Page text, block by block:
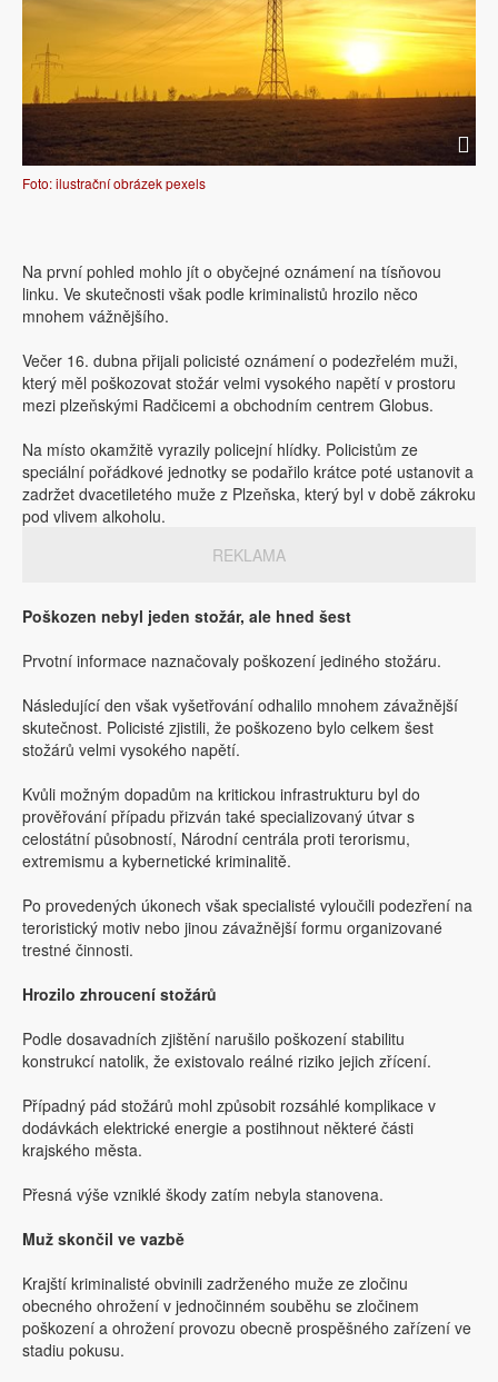
Foto: ilustrační obrázek pexels
Na první pohled mohlo jít o obyčejné oznámení na tísňovou
linku. Ve skutečnosti však podle kriminalistů hrozilo něco
mnohem vážnějšího.
Večer 16. dubna přijali policisté oznámení o podezřelém muži,
který měl poškozovat stožár velmi vysokého napětí v prostoru
mezi plzeňskými Radčicemi a obchodním centrem Globus.
Na místo okamžitě vyrazily policejní hlídky. Policistům ze
speciální pořádkové jednotky se podařilo krátce poté ustanovit a
zadržet dvacetiletého muže z Plzeňska, který byl v době zákroku
pod vlivem alkoholu.
REKLAMA
Poškozen nebyl jeden stožár, ale hned šest
Prvotní informace naznačovaly poškození jediného stožáru.
Následující den však vyšetřování odhalilo mnohem závažnější
skutečnost. Policisté zjistili, že poškozeno bylo celkem šest
stožárů velmi vysokého napětí.
Kvůli možným dopadům na kritickou infrastrukturu byl do
prověřování případu přizván také specializovaný útvar s
celostátní působností, Národní centrála proti terorismu,
extremismu a kybernetické kriminalitě.
Po provedených úkonech však specialisté vyloučili podezření na
teroristický motiv nebo jinou závažnější formu organizované
trestné činnosti.
Hrozilo zhroucení stožárů
Podle dosavadních zjištění narušilo poškození stabilitu
konstrukcí natolik, že existovalo reálné riziko jejich zřícení.
Případný pád stožárů mohl způsobit rozsáhlé komplikace v
dodávkách elektrické energie a postihnout některé části
krajského města.
Přesná výše vzniklé škody zatím nebyla stanovena.
Muž skončil ve vazbě
Krajští kriminalisté obvinili zadrženého muže ze zločinu
obecného ohrožení v jednočinném souběhu se zločinem
poškození a ohrožení provozu obecně prospěšného zařízení ve
stadiu pokusu.